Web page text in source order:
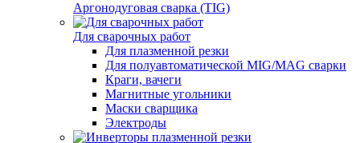
Аргонодуговая сварка (TIG)
Для сварочных работ
Для плазменной резки
Для полуавтоматической MIG/MAG сварки
Краги, вачеги
Магнитные угольники
Маски сварщика
Электроды